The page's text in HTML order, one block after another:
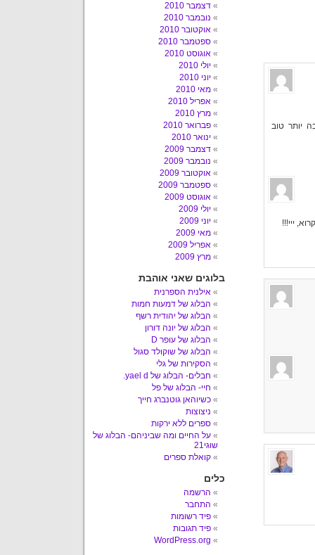
יותר טוב
ייי!!!
דצמבר 2010
נובמבר 2010
אוקטובר 2010
ספטמבר 2010
אוגוסט 2010
יולי 2010
יוני 2010
מאי 2010
אפריל 2010
מרץ 2010
פברואר 2010
ינואר 2010
דצמבר 2009
נובמבר 2009
אוקטובר 2009
ספטמבר 2009
אוגוסט 2009
יולי 2009
יוני 2009
מאי 2009
אפריל 2009
מרץ 2009
בלוגים שאני אוהבת
אילנית הספרנית
הבלוג של דמעות חמות
הבלוג של יהודית רשף
הבלוג של יונה דורון
הבלוג של עופר D
הבלוג של שוקולד סגול
הסקירות של גלי
חבלים- הבלוג של yael d.
חיי- הבלוג של פל
כשיוהאן גוטנברג חייך
ניצוצות
ספרים ללא ירקות
על החיים ומה שביניהם- הבלוג של
שוגי21
קואלת ספרים
כלים
הרשמה
התחבר
פיד רשומות
פיד תגובות
WordPress.org